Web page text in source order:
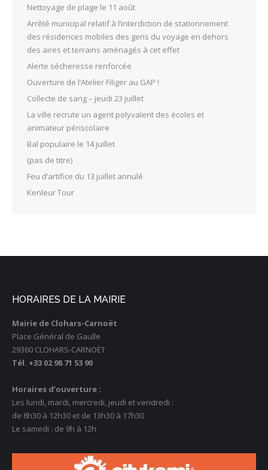
Nettoyage de plage le 11 août
Arrêté municipal relatif à l’interdiction de stationnement
des résidences mobiles des gens du voyage en dehors
des aires et terrains aménagés à cet effet
Alerte sécheresse renforcée
Ouverture de l’Atelier Filiger au GAP !
Collecte de sang – jeudi 23 juillet
La ville recrute un agent polyvalent des écoles et
animateur périscolaire
Bal populaire le 14 juillet
(pas de titre)
Feu d’artifice du 13 juillet annulé
Kenleur Tour
HORAIRES DE LA MAIRIE
Mairie de Clohars-Carnoët
Place Général de Gaulle
29360 CLOHARS-CARNOËT
Tél. +33 02 98 71 53 90
Horaires d’ouverture :
Les lundi, mardi, mercredi, jeudi et vendredi :
de 8h30 à 12h30 et de 13h30 à 17h30
Le samedi : de 9h à 12h